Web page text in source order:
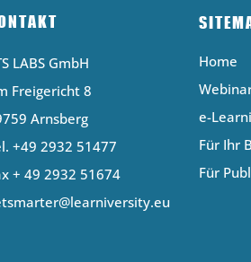
LABS GmbH
Freigericht 8
Arnsberg
+49 2932 51477
+ 49 2932 51674
Home
e-
Für Ihr
Für